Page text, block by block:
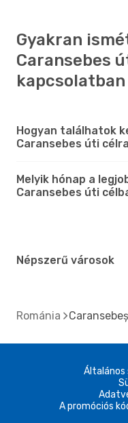
Gyakran
Caransebes
kapcsolatban
Hogyan találhatok
Caransebes úti
Melyik hónap a
Caransebes úti
Népszerű városok
Románia Caransebeș
A promóciós